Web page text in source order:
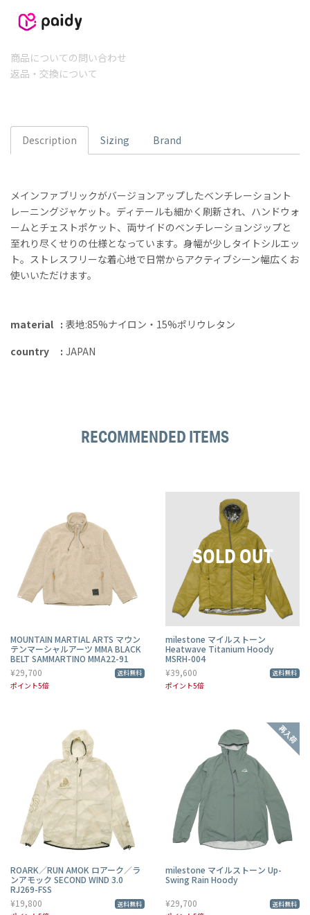
商品についての問い合わせ
返品・交換について
Description Sizing Brand
メインファブリックがバージョンアップしたベンチレーショント
レーニングジャケット。ディテールも細かく刷新され、ハンドウォ
ームとチェストポケット、両サイドのベンチレーションジップと
至れり尽くせりの仕様となっています。身幅が少しタイトシルエッ
ト。ストレスフリーな着心地で日常からアクティブシーン幅広くお
使いいただけます。
material
表地:85%ナイロン・15%ポリウレタン
country
JAPAN
RECOMMENDED ITEMS
MOUNTAIN MARTIAL ARTS マウン
テンマーシャルアーツ MMA BLACK
BELT SAMMARTINO MMA22-91
¥29,700
送料無料
ポイント5倍
milestone マイルストーン
Heatwave Titanium Hoody
MSRH-004
¥39,600
送料無料
ポイント5倍
ROARK／RUN AMOK ロアーク／ラ
ンアモック SECOND WIND 3.0
RJ269-FSS
¥19,800
送料無料
milestone マイルストーン Up-
Swing Rain Hoody
¥29,700 送料無料